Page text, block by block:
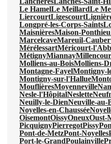
Le HamelLe MeillardLe
LiercourtLigescourt
Longpré-les-Corps-Saints
MaisnièresMaison-Ponthieu
MarcelcaveMareuil-
MérélessartMéricourt-
MétignyMiannay
Molliens-au-BoisMolliens-
Montagne-FayelMontigny-
Montigny-sur-l'Hallue
MouflièresMoyenneville
Nesle-l'HôpitalNeslette
Neuilly-le-DienNeuville-au-
Noyelles-en-Chaussée
OisemontOissyOneuxOust-
PicquignyPierregotPissy
Pont-de-MetzPont-Noyelles
Port-le-GrandPoulainville